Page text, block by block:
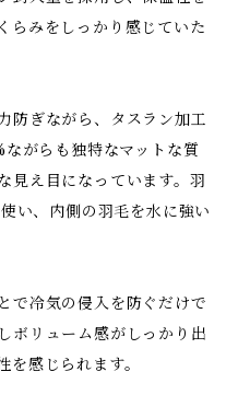
らみをしっかり感じていた
防ぎながら、タスラン加工
がらも独特なマットな質
見え目になっています。羽
い、内側の羽毛を水に強い
で冷気の侵入を防ぐだけで
ボリューム感がしっかり出
感じられます。